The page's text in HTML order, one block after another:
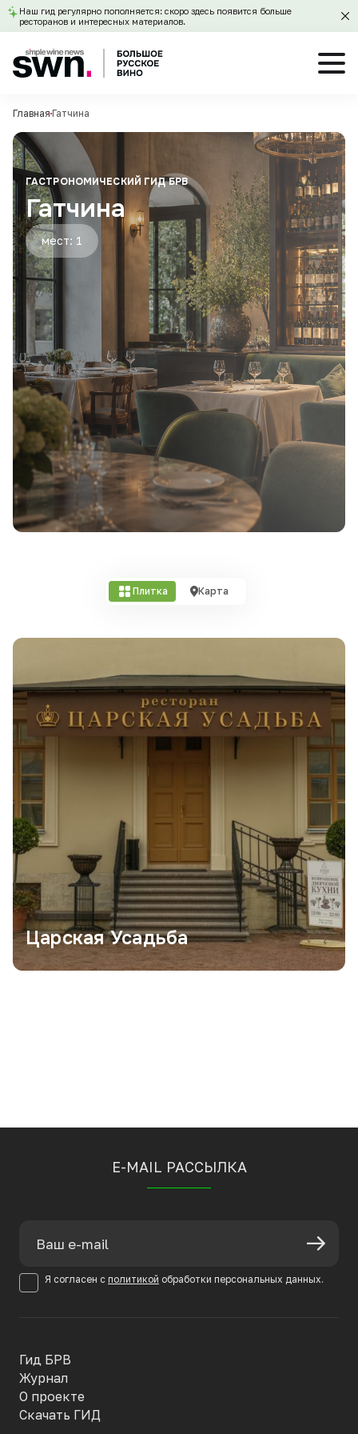
Наш гид регулярно пополняется: скоро здесь появится больше
ресторанов и интересных материалов.
Главная Гатчина
ГАСТРОНОМИЧЕСКИЙ ГИД БРВ
Гатчина
мест: 1
Плитка Карта
Царская Усадьба
E-MAIL РАССЫЛКА
Я согласен с политикой обработки персональных данных.
Журнал
О проекте
Скачать ГИД
Гид БРВ